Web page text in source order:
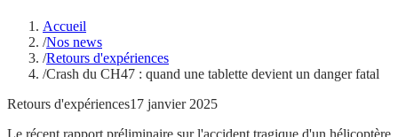
Accueil
/Nos news
/Retours d'expériences
/Crash du CH47 : quand une tablette devient un danger fatal
Retours d'expériences17 janvier 2025
Le récent rapport préliminaire sur l'accident tragique d'un hélicoptère